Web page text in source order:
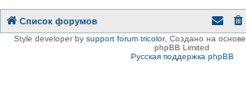
Список форумов
Style developer by support forum tricolor, Создано на основе
phpBB Limited
Русская поддержка phpBB